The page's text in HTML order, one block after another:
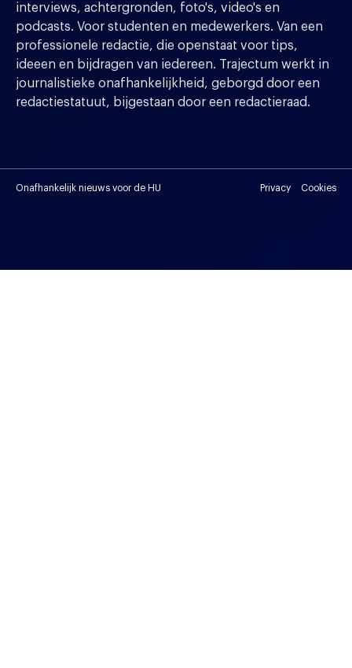
interviews, achtergronden, foto's, video's en
podcasts. Voor studenten en medewerkers. Van een
professionele redactie, die openstaat voor tips,
ideeen en bijdragen van iedereen. Trajectum werkt in
journalistieke onafhankelijkheid, geborgd door een
redactiestatuut, bijgestaan door een redactieraad.
Onafhankelijk nieuws voor de HU Privacy Cookies